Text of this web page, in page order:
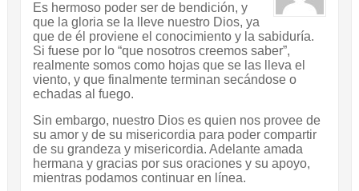
Es hermoso poder ser de bendición, y
que la gloria se la lleve nuestro Dios, ya
que de él proviene el conocimiento y la sabiduría.
Si fuese por lo “que nosotros creemos saber”,
realmente somos como hojas que se las lleva el
viento, y que finalmente terminan secándose o
echadas al fuego.
Sin embargo, nuestro Dios es quien nos provee de
su amor y de su misericordia para poder compartir
de su grandeza y misericordia. Adelante amada
hermana y gracias por sus oraciones y su apoyo,
mientras podamos continuar en línea.